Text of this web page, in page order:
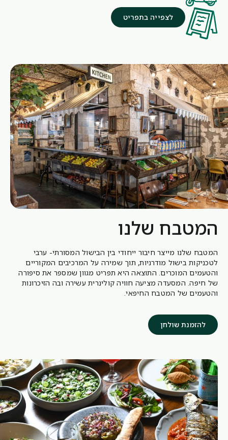
לצפייה בתפריט
המטבח שלנו
המטבח שלנו מייצר חיבור ייחודי בין הבישול המסורתי- ערבי
לטכניקות בישול מודרניות, תוך שמירה על המרכיבים המקוריים
והטעמים המוכרים. התוצאה היא תפריט מגוון שמספר את סיפורה
של חיפה. המסעדה מציעה חוויה קולינרית עשירה ובה הזיכרונות
והטעמים של המטבח החיפאי.
להזמנת שולחן